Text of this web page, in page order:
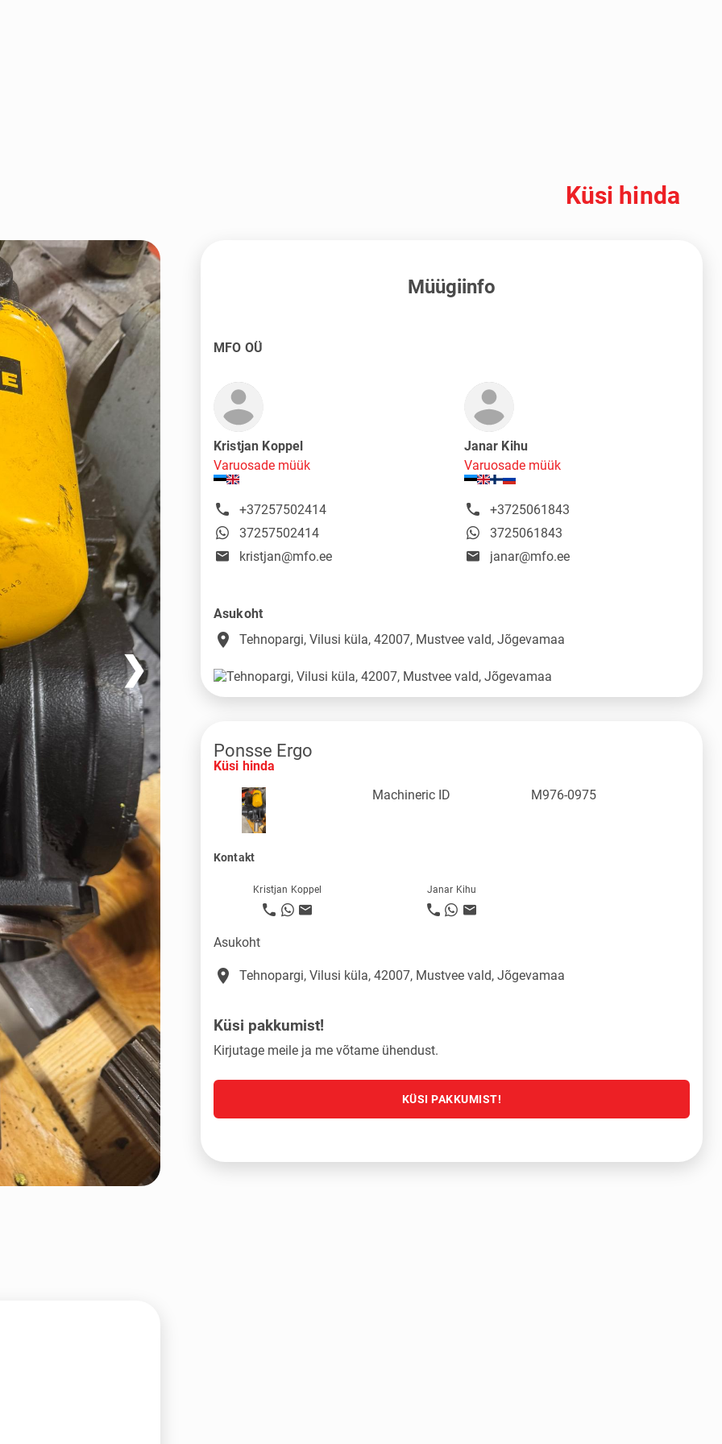
Küsi hinda
❯
Müügiinfo
MFO OÜ
Kristjan Koppel
Varuosade müük
+37257502414
37257502414
kristjan@mfo.ee
Janar Kihu
Varuosade müük
+3725061843
3725061843
janar@mfo.ee
Asukoht
place Tehnopargi, Vilusi küla, 42007, Mustvee vald, Jõgevamaa
Ponsse Ergo
Küsi hinda
Machineric ID
M976-0975
Kontakt
Kristjan Koppel Janar Kihu
Asukoht
place Tehnopargi, Vilusi küla, 42007, Mustvee vald, Jõgevamaa
Küsi pakkumist!
Kirjutage meile ja me võtame ühendust.
KÜSI PAKKUMIST!